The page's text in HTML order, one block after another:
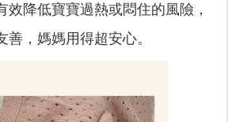
效降低寶寶過熱或悶住的風險，
，媽媽用得超安心。